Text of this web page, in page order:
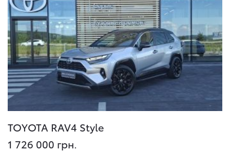
TOYOTA RAV4 Style
1 726 000 грн.